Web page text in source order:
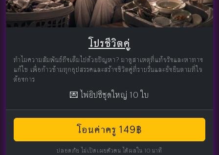
โปรชีวิตคู่
ทำไมความสัมพันธ์ถึงเต็มไปด้วยปัญหา? มาดูสาเหตุที่แท้จริงและหาทาง
แก้ไข เพื่อก้าวข้ามทุกอุปสรรคและสร้างชีวิตคู่ที่ราบรื่นและยั่งยืนตามที่ใจ
ต้องการ
💌 ไพ่ยิปซีชุดใหญ่ 10 ใบ
โอนค่าครู 149฿
ปลอดภัย ไม่เปิดเผยตัวตน ได้ผลใน 10 นาที